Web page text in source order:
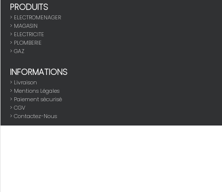
PRODUITS
> ELECTROMENAGER
> MAGASIN
> ELECTRICITE
> PLOMBERIE
> GAZ
INFORMATIONS
> Livraison
> Mentions Légales
> Paiement sécurisé
> CGV
> Contactez-Nous